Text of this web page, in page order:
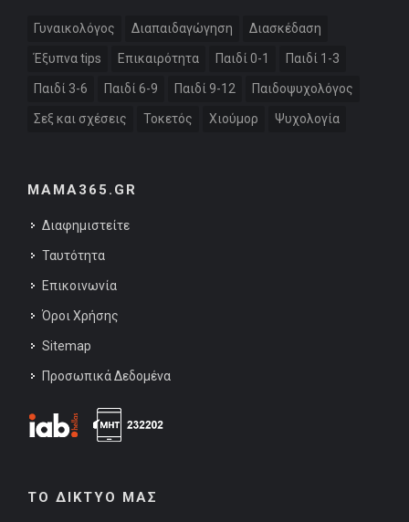
Γυναικολόγος Διαπαιδαγώγηση Διασκέδαση
Έξυπνα tips Επικαιρότητα Παιδί 0-1 Παιδί 1-3
Παιδί 3-6 Παιδί 6-9 Παιδί 9-12 Παιδοψυχολόγος
Σεξ και σχέσεις Τοκετός Χιούμορ Ψυχολογία
MAMA365.GR
Διαφημιστείτε
Ταυτότητα
Επικοινωνία
Όροι Χρήσης
Sitemap
Προσωπικά Δεδομένα
ΤΟ ΔΙΚΤΥΟ ΜΑΣ